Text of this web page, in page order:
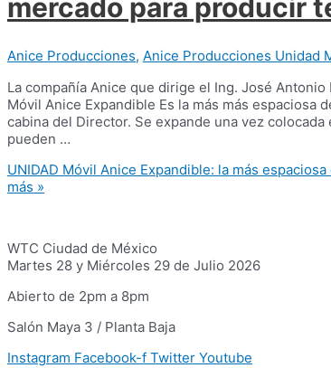
mercado para producir
Anice Producciones, Anice Producciones Unidad
La compañía Anice que dirige el Ing. José
Móvil Anice Expandible Es la más más espaciosa
cabina del Director. Se expande una vez
pueden …
UNIDAD Móvil Anice Expandible: la más
más »
WTC Ciudad de México
Martes 28 y Miércoles 29 de Julio 2026
Abierto de 2pm a 8pm
Salón Maya 3 / Planta Baja
Instagram Facebook-f Twitter Youtube